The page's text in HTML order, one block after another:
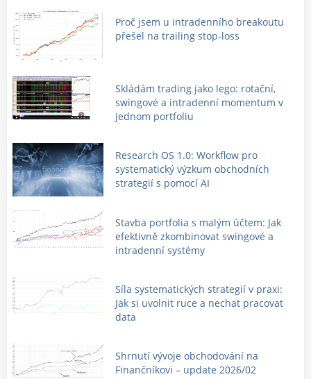
Proč jsem u intradenního breakoutu
přešel na trailing stop-loss
Skládám trading jako lego: rotační,
swingové a intradenní momentum v
jednom portfoliu
Research OS 1.0: Workflow pro
systematický výzkum obchodních
strategií s pomocí AI
Stavba portfolia s malým účtem: Jak
efektivně zkombinovat swingové a
intradenní systémy
Síla systematických strategií v praxi:
Jak si uvolnit ruce a nechat pracovat
data
Shrnutí vývoje obchodování na
Finančníkovi – update 2026/02